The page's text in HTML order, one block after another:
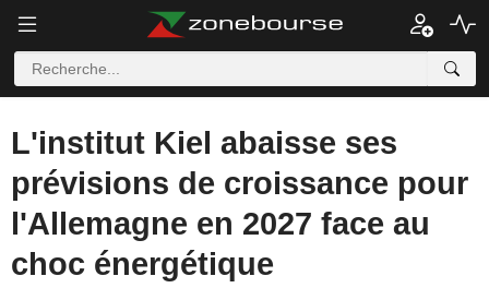
L'institut Kiel abaisse ses
prévisions de croissance pour
l'Allemagne en 2027 face au
choc énergétique